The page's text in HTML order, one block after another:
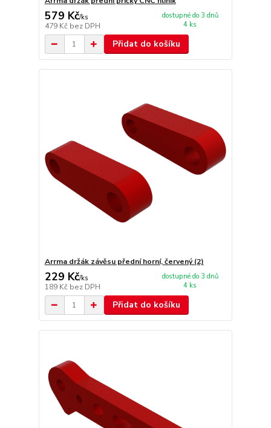
579 Kč/ks
479 Kč bez DPH
dostupné do 3 dnů
4 ks
Přidat do košíku
Arrma držák závěsu přední horní, červený (2)
229 Kč/ks
189 Kč bez DPH
dostupné do 3 dnů
4 ks
Přidat do košíku